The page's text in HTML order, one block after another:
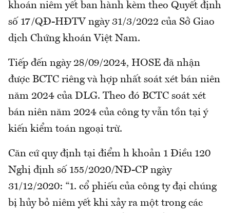
khoán niêm yết ban hành kèm theo Quyết định
số 17/QĐ-HĐTV ngày 31/3/2022 của Sở Giao
dịch Chứng khoán Việt Nam.
Tiếp đến ngày 28/09/2024, HOSE đã nhận
được BCTC riêng và hợp nhất soát xét bán niên
năm 2024 của DLG. Theo đó BCTC soát xét
bán niên năm 2024 của công ty vẫn tồn tại ý
kiến kiểm toán ngoại trừ.
Căn cứ quy định tại điểm h khoản 1 Điều 120
Nghị định số 155/2020/NĐ-CP ngày
31/12/2020: “1. cổ phiếu của công ty đại chúng
bị hủy bỏ niêm yết khi xảy ra một trong các